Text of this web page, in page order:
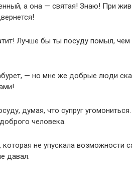
а она — святая! Знаю! При
Лучше бы ты посуду помыл, чем
— но мне же добрые люди
думая, что супруг
человека.
не упускала возможности
давал.